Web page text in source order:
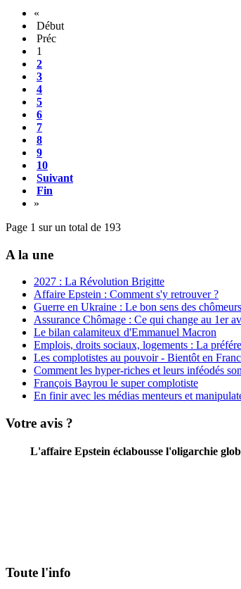
«
Début
Préc
1
2
3
4
5
6
7
8
9
10
Suivant
Fin
»
Page 1 sur un total de 193
A la une
2027 : La Révolution Brigitte
Affaire Epstein : Comment s'y retrouver ?
Guerre en Ukraine : Le bon sens des
Assurance Chômage : Ce qui change au 1er
Le bilan calamiteux d'Emmanuel Macron
Emplois, droits sociaux, logements : La
Les complotistes au pouvoir - Bientôt en
Comment les hyper-riches et leurs inféodés
François Bayrou le super complotiste
En finir avec les médias menteurs et
Votre avis ?
L'affaire Epstein éclabousse l'oligarchie
Toute l'info